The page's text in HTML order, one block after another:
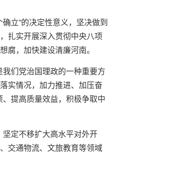
立”的决定性意义，坚决做到
扎实开展深入贯彻中央八项
腐，加快建设清廉河南。
们党治国理政的一种重要方
实情况，加力推进、加压奋
提高质量效益，积极争取中
定不移扩大高水平对外开
交通物流、文旅教育等领域